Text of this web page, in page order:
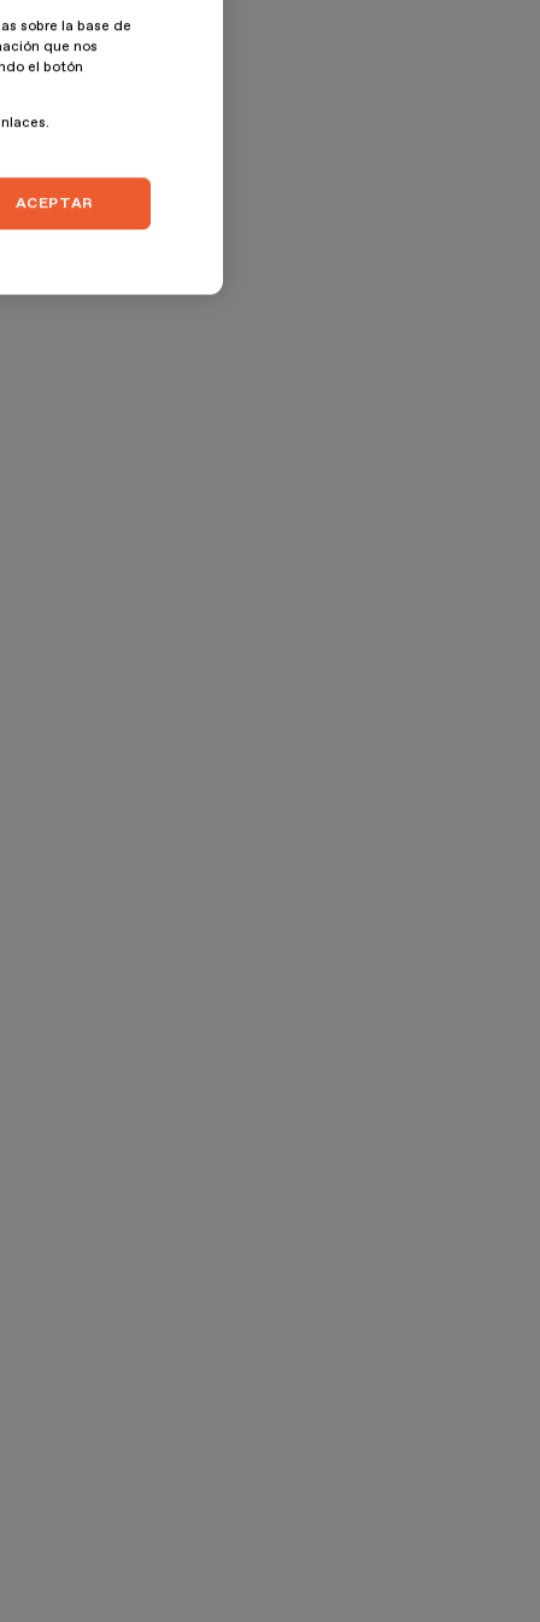
sobre la base de
que nos
el botón
ACEPTAR